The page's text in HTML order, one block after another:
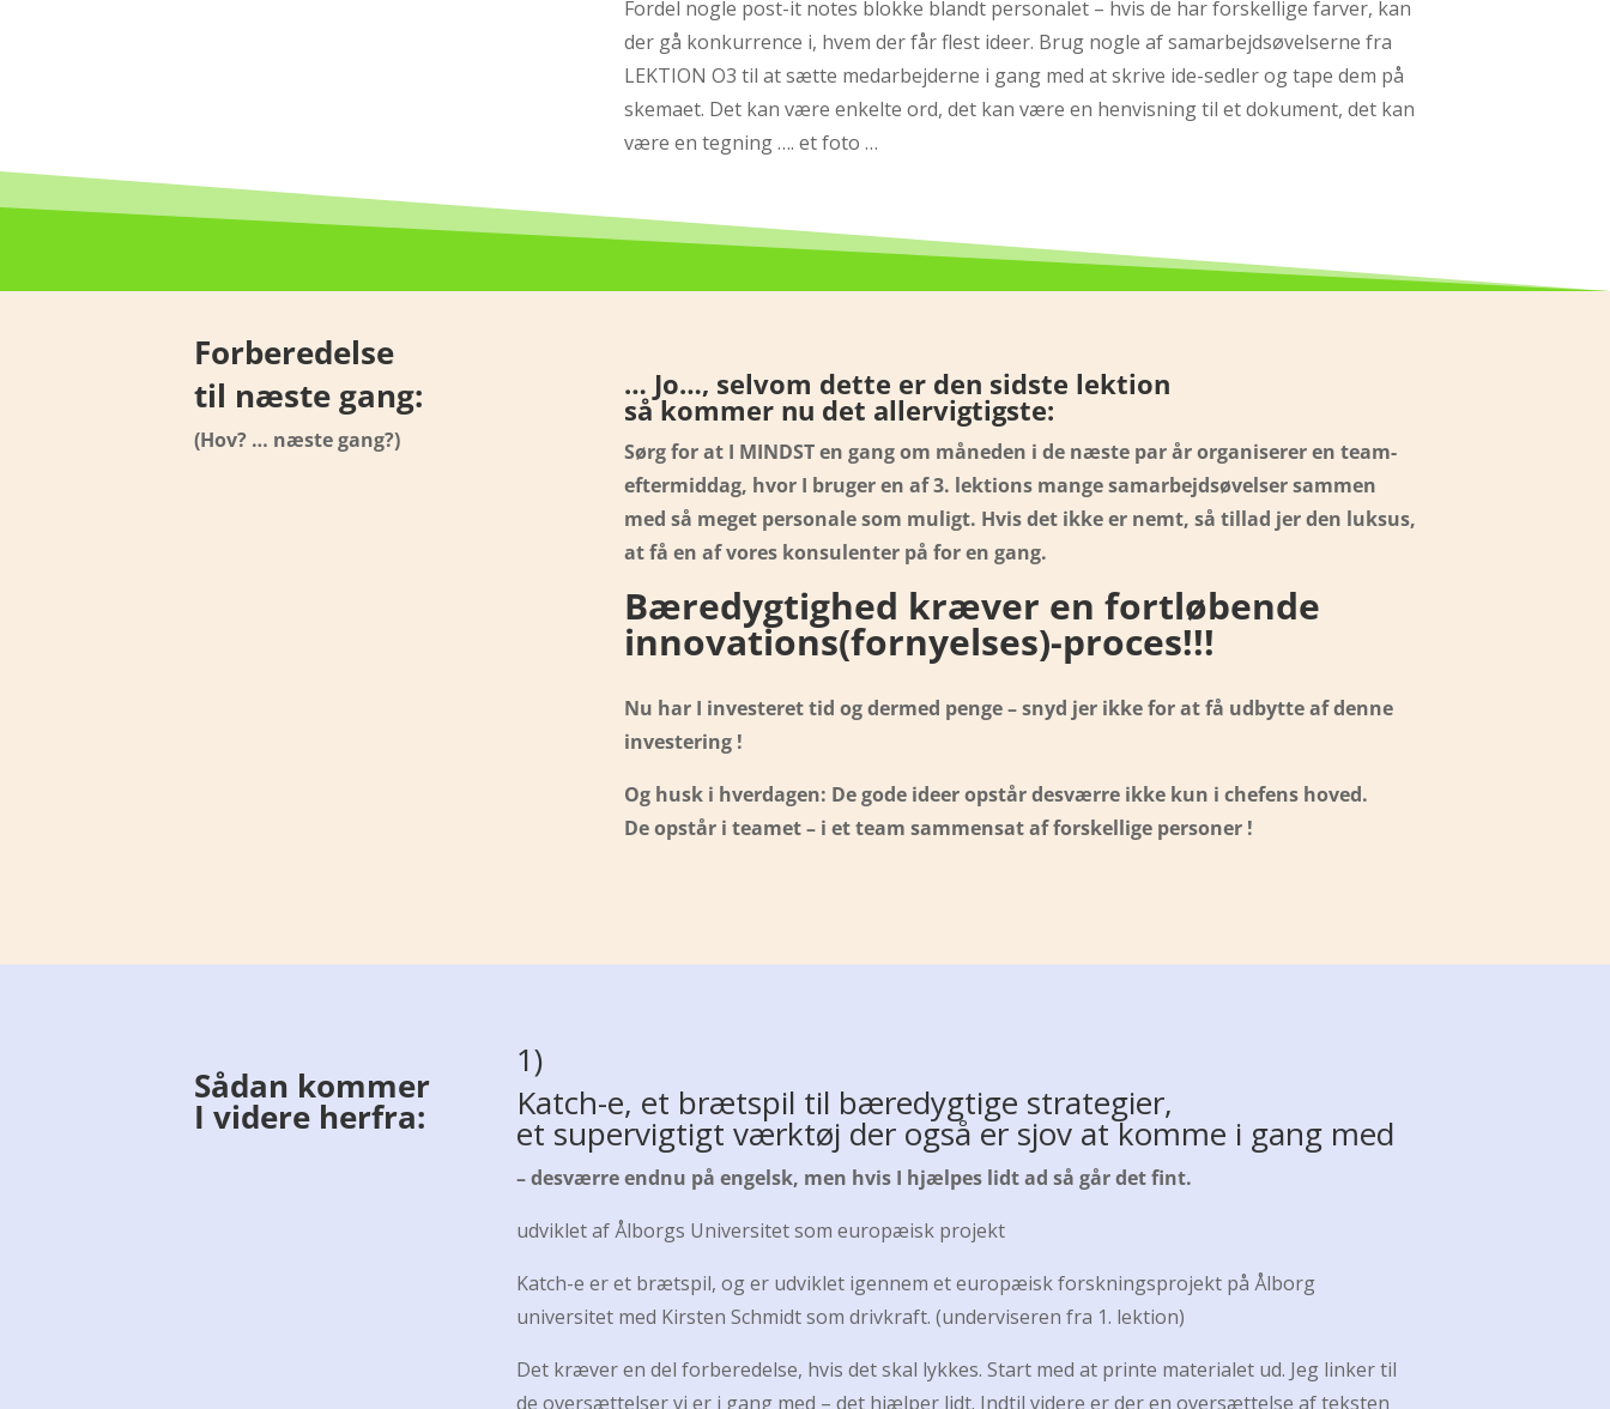
Fordel nogle post-it notes blokke blandt personalet – hvis de har forskellige farver, kan
der gå konkurrence i, hvem der får flest ideer. Brug nogle af samarbejdsøvelserne fra
LEKTION O3 til at sætte medarbejderne i gang med at skrive ide-sedler og tape dem på
skemaet. Det kan være enkelte ord, det kan være en henvisning til et dokument, det kan
være en tegning …. et foto …
Forberedelse
til næste gang:
(Hov? … næste gang?)
… Jo…, selvom dette er den sidste lektion
så kommer nu det allervigtigste:
Sørg for at I MINDST en gang om måneden i de næste par år organiserer en team-
eftermiddag, hvor I bruger en af 3. lektions mange samarbejdsøvelser sammen
med så meget personale som muligt. Hvis det ikke er nemt, så tillad jer den luksus,
at få en af vores konsulenter på for en gang.
Bæredygtighed kræver en fortløbende
innovations(fornyelses)-proces!!!
Nu har I investeret tid og dermed penge – snyd jer ikke for at få udbytte af denne
investering !
Og husk i hverdagen: De gode ideer opstår desværre ikke kun i chefens hoved.
De opstår i teamet – i et team sammensat af forskellige personer !
Sådan kommer
I videre herfra:
1)
Katch-e, et brætspil til bæredygtige strategier,
et supervigtigt værktøj der også er sjov at komme i gang med
– desværre endnu på engelsk, men hvis I hjælpes lidt ad så går det fint.
udviklet af Ålborgs Universitet som europæisk projekt
Katch-e er et brætspil, og er udviklet igennem et europæisk forskningsprojekt på Ålborg
universitet med Kirsten Schmidt som drivkraft. (underviseren fra 1. lektion)
Det kræver en del forberedelse, hvis det skal lykkes. Start med at printe materialet ud. Jeg linker til
de oversættelser vi er i gang med – det hjælper lidt. Indtil videre er der en oversættelse af teksten